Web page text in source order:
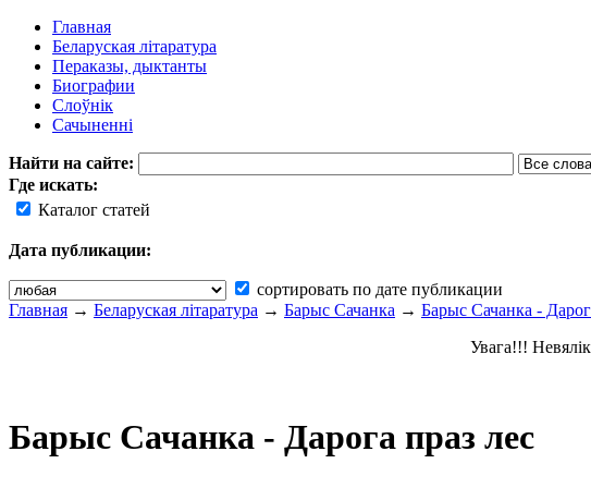
Главная
Беларуская літаратура
Пераказы, дыктанты
Биографии
Слоўнік
Сачыненні
Найти на сайте:
Где искать:
Каталог статей
Дата публикации:
сортировать по дате публикации
Главная → Беларуская літаратура → Барыс Сачанка → Барыс Сачанка -
Увага!!!
Барыс Сачанка - Дарога праз лес